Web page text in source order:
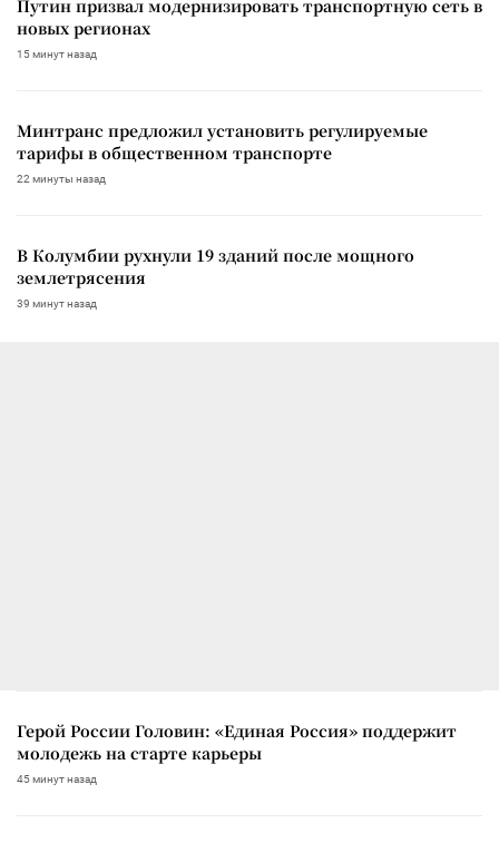
Путин призвал модернизировать транспортную сеть в
новых регионах
15 минут назад
Минтранс предложил установить регулируемые
тарифы в общественном транспорте
22 минуты назад
В Колумбии рухнули 19 зданий после мощного
землетрясения
39 минут назад
Герой России Головин: «Единая Россия» поддержит
молодежь на старте карьеры
45 минут назад